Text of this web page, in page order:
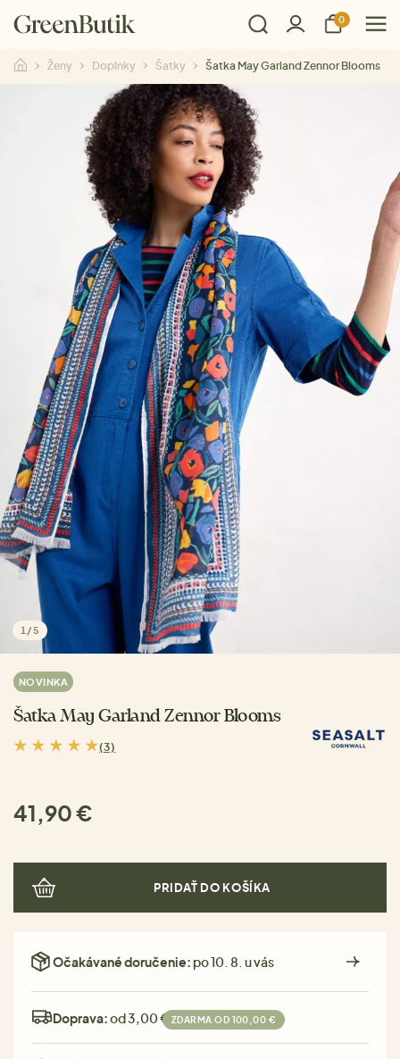
0
Ženy Doplnky Šatky Šatka May Garland Zennor Blooms
1 /5
NOVINKA
Šatka May Garland Zennor Blooms
(3)
41,90 €
PRIDAŤ DO KOŠÍKA
Očakávané doručenie: po 10. 8. u vás
Doprava:od 3,00 € ZDARMA OD 100,00 €